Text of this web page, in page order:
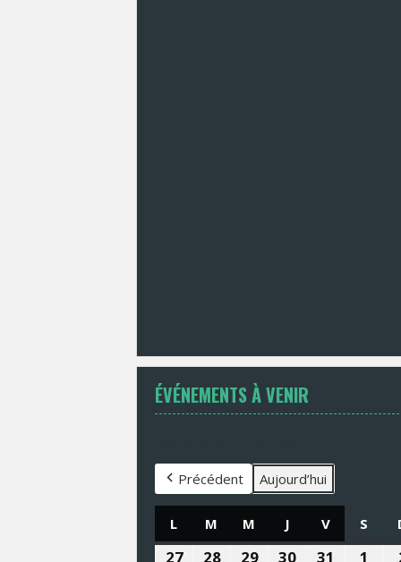
ÉVÉNEMENTS À VENIR
Précédent Aujourd’hui
L LUNDI
M MARDI
M MERCREDI
J JEUDIVVENDREDI
S
2727
2828
2929
30 31 1